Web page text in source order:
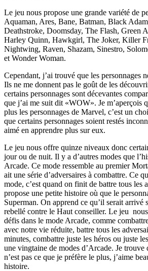
Le jeu nous propose une grande variété de
Aquaman, Ares, Bane, Batman, Black
Deathstroke, Doomsday, The Flash, Green
Harley Quinn, Hawkgirl, The Joker, Killer
Nightwing, Raven, Shazam, Sinestro,
et Wonder Woman.
Cependant, j’ai trouvé que les personnages
Ils ne me donnent pas le goût de les
certains personnages sont décevantes
que j’ai me suit dit «WOW». Je m’aperçois
plus les personnages de Marvel, c’est un
que certains personnages soient restés
aimé en apprendre plus sur eux.
Le jeu nous offre quinze niveaux donc
jour ou de nuit. Il y a d’autres modes que
Arcade. Ce mode ressemble au premier
ait une série d’adversaires à combattre. Ce
mode, c’est quand on finit de battre tous les
propose une petite histoire où que le
Superman. On apprend ce qu’il serait arrivé
rebellé contre le Haut conseiller. Le jeu
défis dans le mode Arcade, comme
avec notre vie réduite, battre tous les
minutes, combattre juste les héros ou juste
une vingtaine de modes d’Arcade. Je trouve
n’est pas ce que je préfère le plus, j’aime
histoire.